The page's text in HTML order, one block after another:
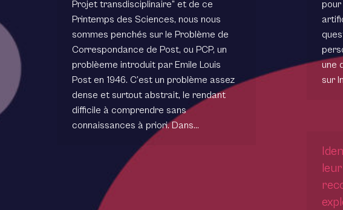
pour
une
sur
Projet transdisciplinaire” et de ce
Printemps des Sciences, nous nous
sommes penchés sur le Problème de
Correspondance de Post, ou PCP, un
problèeme introduit par Emile Louis
Post en 1946. C’est un problème assez
dense et surtout abstrait, le rendant
difficile à comprendre sans
connaissances à priori. Dans…